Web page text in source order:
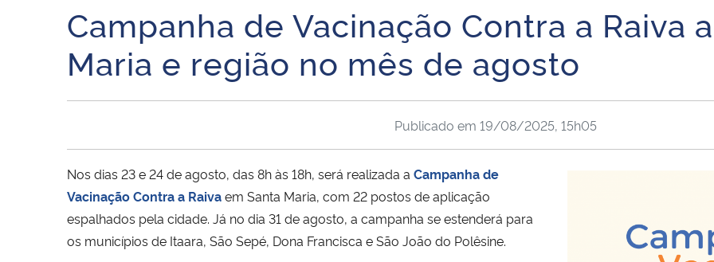
Secretaria de Governo
Gabinete de Segurança
Institucional
Advocacia-Geral da União Banco Central do Brasil
Início do conteúdo
Campanha de Vacinação Contra a Raiva
Maria e região no mês de agosto
Publicado em 19/08/2025, 15h05
Nos dias 23 e 24 de agosto, das 8h às 18h, será realizada a Campanha de
Vacinação Contra a Raivaem Santa Maria, com 22 postos de aplicação
espalhados pela cidade. Já no dia 31 de agosto, a campanha se estenderá para
os municípios de Itaara, São Sepé, Dona Francisca e São João do Polêsine.